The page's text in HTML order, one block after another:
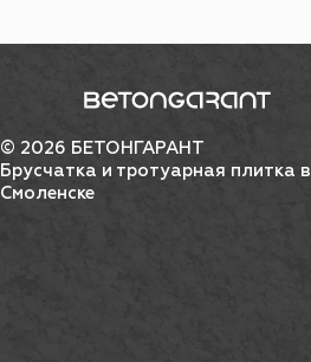
© 2026 БЕТОНГАРАНТ
Брусчатка и тротуарная плитка в
Смоленске